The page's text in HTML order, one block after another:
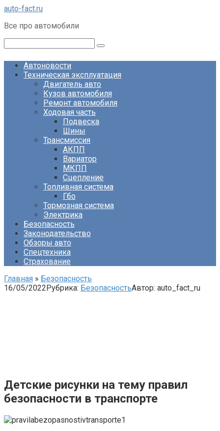
Перейти
контенту
auto-fact.ru
Все про автомобили
Автоновости
Техническая эксплуатация
Двигатель авто
Кузов автомобиля
Ремонт автомобиля
Ходовая часть
Подвеска
Шины
Трансмиссия
АКПП
Вариатор
МКПП
Сцепление
Топливная система
Гбо
Тормозная система
Электрика
Безопасность
Законодательство
Обзоры авто
Спецтехника
Страхование
Главная » Безопасность
16/05/2022Рубрика: БезопасностьАвтор: auto_fact_ru
Детские рисунки на тему правил
безопасности в транспорте